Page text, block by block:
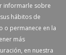
informarle sobre
hábitos de
o permanece en la
más
en nuestra